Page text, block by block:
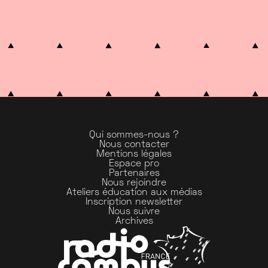
Qui sommes-nous ?
Nous contacter
Mentions légales
Espace pro
Partenaires
Nous rejoindre
Ateliers éducation aux médias
Inscription newsletter
Nous suivre
Archives